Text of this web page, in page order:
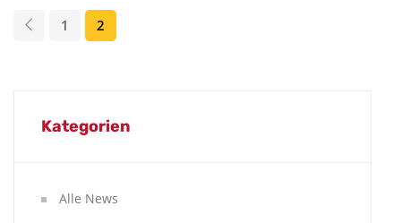
1 2
Kategorien
Alle News